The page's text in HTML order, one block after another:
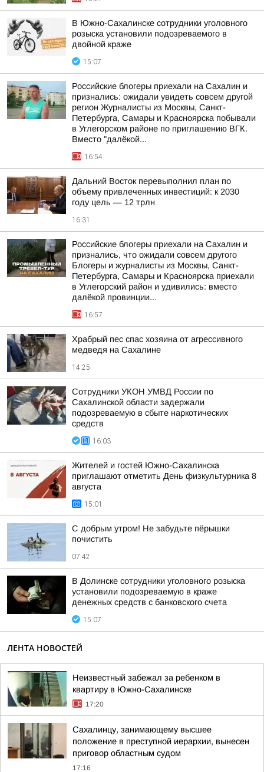
В Южно-Сахалинске сотрудники уголовного
розыска установили подозреваемого в
двойной краже
15:07
Российские блогеры приехали на Сахалин и
признались: ожидали увидеть совсем другой
регион Журналисты из Москвы, Санкт-
Петербурга, Самары и Красноярска побывали
в Углегорском районе по приглашению ВГК.
Вместо "далёкой...
16:54
Дальний Восток перевыполнил план по
объему привлеченных инвестиций: к 2030
году цель — 12 трлн
16:31
Российские блогеры приехали на Сахалин и
признались, что ожидали совсем другого
Блогеры и журналисты из Москвы, Санкт-
Петербурга, Самары и Красноярска приехали
в Углегорский район и удивились: вместо
далёкой провинции...
16:57
Храбрый пес спас хозяина от агрессивного
медведя на Сахалине
14:25
Сотрудники УКОН УМВД России по
Сахалинской области задержали
подозреваемую в сбыте наркотических
средств
16:03
Жителей и гостей Южно-Сахалинска
приглашают отметить День физкультурника 8
августа
15:01
С добрым утром! Не забудьте пёрышки
почистить
07:42
В Долинске сотрудники уголовного розыска
установили подозреваемую в краже
денежных средств с банковского счета
15:07
ЛЕНТА НОВОСТЕЙ
Неизвестный забежал за ребенком в
квартиру в Южно-Сахалинске
17:20
Сахалинцу, занимающему высшее
положение в преступной иерархии, вынесен
приговор областным судом
17:16